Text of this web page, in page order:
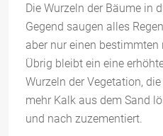
Die Wurzeln der Bäume in
Gegend saugen alles
aber nur einen bestimmten
Übrig bleibt ein eine
Wurzeln der Vegetation,
mehr Kalk aus dem Sand
und nach zuzementiert.